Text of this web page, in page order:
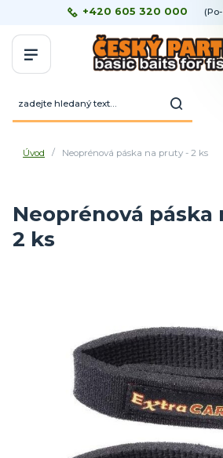
+420 605 320 000
Úvod Neoprénová páska na pruty - 2 ks
Neoprénová páska
2 ks